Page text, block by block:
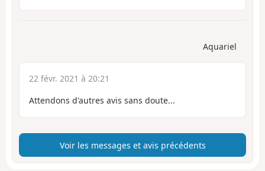
Aquariel
22 févr. 2021 à 20:21
Attendons d'autres avis sans doute...
Voir les messages et avis précédents